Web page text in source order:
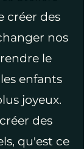
créer des
nos
le
enfants
joyeux.
des
qu'est ce